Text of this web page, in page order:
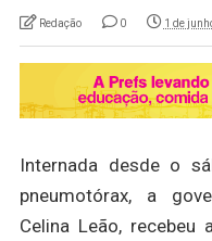
Redação 0 1 de
Internada desde o
pneumotórax, a
Celina Leão,